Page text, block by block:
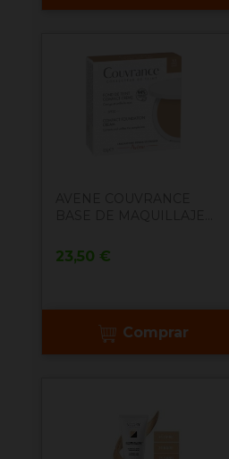
Precio
23,50 €
Comprar